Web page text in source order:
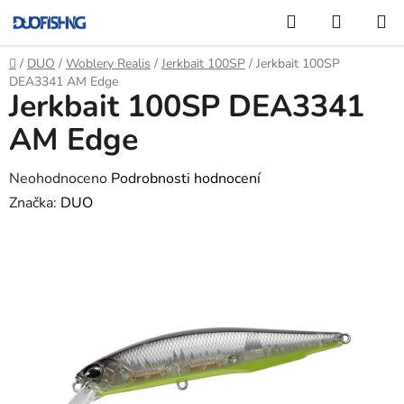
na
obsah
Hledat
KOŠÍK
Domů
/ DUO / Woblery Realis / Jerkbait 100SP / Jerkbait 100SP
DEA3341 AM Edge
Jerkbait 100SP DEA3341
AM Edge
Průměrné
hodnocení
Neohodnoceno Podrobnosti hodnocení
Značka: DUO